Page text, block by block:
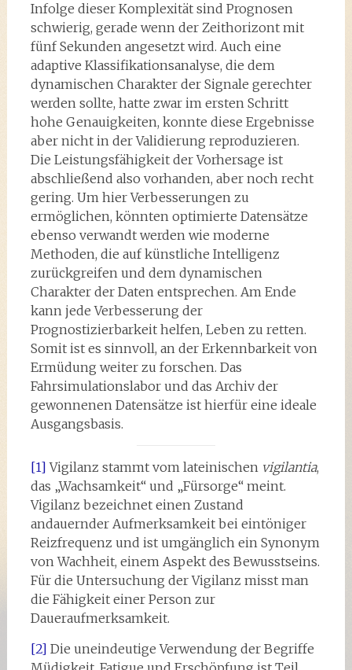
Infolge dieser Komplexität sind Prognosen
schwierig, gerade wenn der Zeithorizont mit
fünf Sekunden angesetzt wird. Auch eine
adaptive Klassifikationsanalyse, die dem
dynamischen Charakter der Signale gerechter
werden sollte, hatte zwar im ersten Schritt
hohe Genauigkeiten, konnte diese Ergebnisse
aber nicht in der Validierung reproduzieren.
Die Leistungsfähigkeit der Vorhersage ist
abschließend also vorhanden, aber noch recht
gering. Um hier Verbesserungen zu
ermöglichen, könnten optimierte Datensätze
ebenso verwandt werden wie moderne
Methoden, die auf künstliche Intelligenz
zurückgreifen und dem dynamischen
Charakter der Daten entsprechen. Am Ende
kann jede Verbesserung der
Prognostizierbarkeit helfen, Leben zu retten.
Somit ist es sinnvoll, an der Erkennbarkeit von
Ermüdung weiter zu forschen. Das
Fahrsimulationslabor und das Archiv der
gewonnenen Datensätze ist hierfür eine ideale
Ausgangsbasis.
[1] Vigilanz stammt vom lateinischen vigilantia,
das „Wachsamkeit“ und „Fürsorge“ meint.
Vigilanz bezeichnet einen Zustand
andauernder Aufmerksamkeit bei eintöniger
Reizfrequenz und ist umgänglich ein Synonym
von Wachheit, einem Aspekt des Bewusstseins.
Für die Untersuchung der Vigilanz misst man
die Fähigkeit einer Person zur
Daueraufmerksamkeit.
[2] Die uneindeutige Verwendung der Begriffe